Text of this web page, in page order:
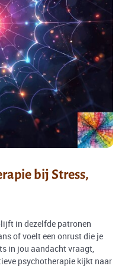
bij Stress,
in dezelfde patronen
of voelt een onrust die je
in jou aandacht vraagt,
psychotherapie kijkt naar